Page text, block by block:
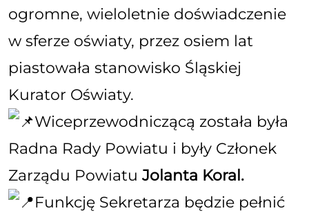
ogromne, wieloletnie doświadczenie
w sferze oświaty, przez osiem lat
piastowała stanowisko Śląskiej
Kurator Oświaty.
Wiceprzewodniczącą została była
Radna Rady Powiatu i były Członek
Zarządu PowiatuJolanta Koral.
Funkcję Sekretarza będzie pełnić